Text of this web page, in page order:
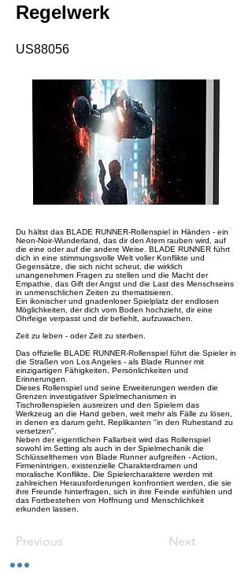
Regelwerk
US88056
Du hältst das BLADE RUNNER-Rollenspiel in Händen - ein
Neon-Noir-Wunderland, das dir den Atem rauben wird, auf
die eine oder auf die andere Weise. BLADE RUNNER führt
dich in eine stimmungsvolle Welt voller Konflikte und
Gegensätze, die sich nicht scheut, die wirklich
unangenehmen Fragen zu stellen und die Macht der
Empathie, das Gift der Angst und die Last des Menschseins
in unmenschlichen Zeiten zu thematisieren.
Ein ikonischer und gnadenloser Spielplatz der endlosen
Möglichkeiten, der dich vom Boden hochzieht, dir eine
Ohrfeige verpasst und dir befiehlt, aufzuwachen.
Zeit zu leben - oder Zeit zu sterben.
Das offizielle BLADE RUNNER-Rollenspiel führt die Spieler in
die Straßen von Los Angeles - als Blade Runner mit
einzigartigen Fähigkeiten, Persönlichkeiten und
Erinnerungen.
Dieses Rollenspiel und seine Erweiterungen werden die
Grenzen investigativer Spielmechanismen in
Tischrollenspielen ausreizen und den Spielern das
Werkzeug an die Hand geben, weit mehr als Fälle zu lösen,
in denen es darum geht, Replikanten "in den Ruhestand zu
versetzen".
Neben der eigentlichen Fallarbeit wird das Rollenspiel
sowohl im Setting als auch in der Spielmechanik die
Schlüsselthemen von Blade Runner aufgreifen - Action,
Firmenintrigen, existenzielle Charakterdramen und
moralische Konflikte. Die Spielercharaktere werden mit
zahlreichen Herausforderungen konfrontiert werden, die sie
ihre Freunde hinterfragen, sich in ihre Feinde einfühlen und
das Fortbestehen von Hoffnung und Menschlichkeit
erkunden lassen.
Previous Next